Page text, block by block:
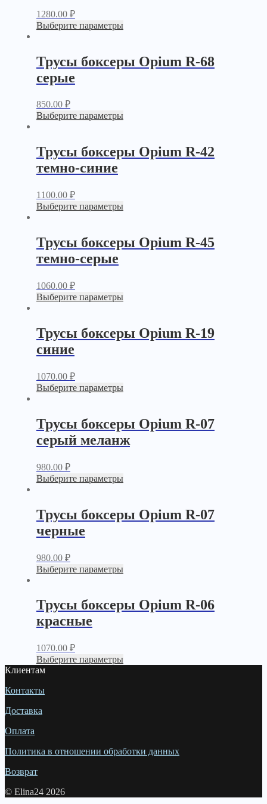
1280.00 ₽
Выберите параметры
Трусы боксеры Opium R-68
серые
850.00 ₽
Выберите параметры
Трусы боксеры Opium R-42
темно-синие
1100.00 ₽
Выберите параметры
Трусы боксеры Opium R-45
темно-серые
1060.00 ₽
Выберите параметры
Трусы боксеры Opium R-19
синие
1070.00 ₽
Выберите параметры
Трусы боксеры Opium R-07
серый меланж
980.00 ₽
Выберите параметры
Трусы боксеры Opium R-07
черные
980.00 ₽
Выберите параметры
Трусы боксеры Opium R-06
красные
1070.00 ₽
Выберите параметры
Клиентам
Контакты
Доставка
Оплата
Политика в отношении обработки данных
Возврат
© Elina24 2026